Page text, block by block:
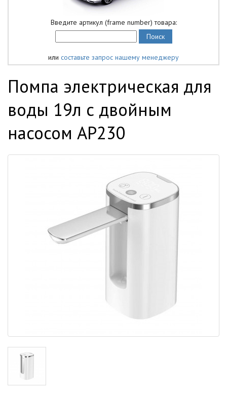
Введите артикул (frame number) товара:
или составьте запрос нашему менеджеру
Помпа электрическая для
воды 19л с двойным
насосом AP230